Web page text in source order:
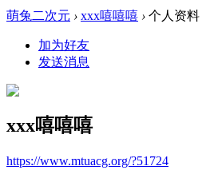
萌兔二次元 › xxx嘻嘻嘻 › 个人资料
加为好友
发送消息
xxx嘻嘻嘻
https://www.mtuacg.org/?51724